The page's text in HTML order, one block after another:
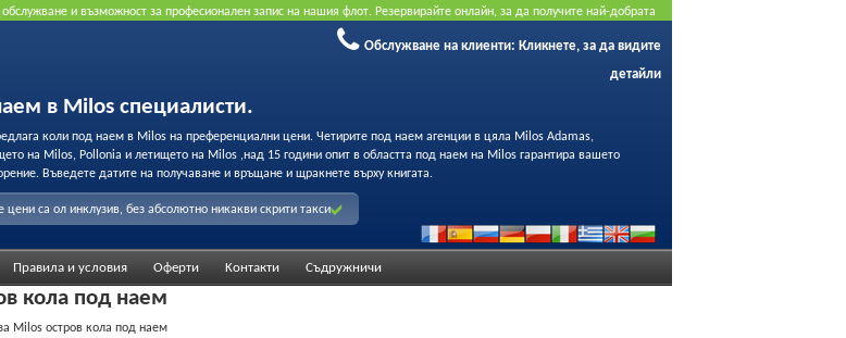
и възможност за професионален запис на нашия флот. Резервирайте онлайн, за да получите най-добрата
Обслужване на клиенти: Кликнете, за да видите
детайли
в Milos специалисти.
коли под наем в Milos на преференциални цени. Четирите под наем агенции в цяла Milos Adamas,
на Milos, Pollonia и летището на Milos ,над 15 години опит в областта под наем на Milos гарантира вашето
Въведете датите на получаване и връщане и щракнете върху книгата.
цени са ол инклузив, без абсолютно никакви скрити такси
Правила и условия Оферти Κонтакти Съдружничи
кола под наем
Milos остров кола под наем